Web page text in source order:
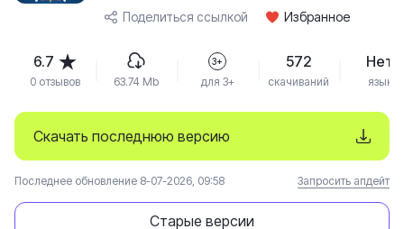
Поделиться ссылкой
Избранное
Скачать последнюю версию
Старые версии
Последнее обновление 8-07-2026, 09:58 Запросить апдейт
6.7
0 отзывов 63.74 Mb
3+
для 3+
572
скачиваний
Нет
язык